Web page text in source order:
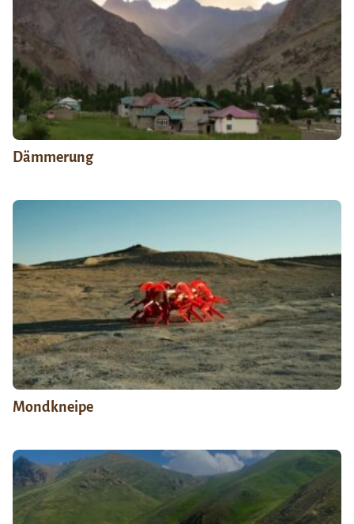
Dämmerung
Mondkneipe